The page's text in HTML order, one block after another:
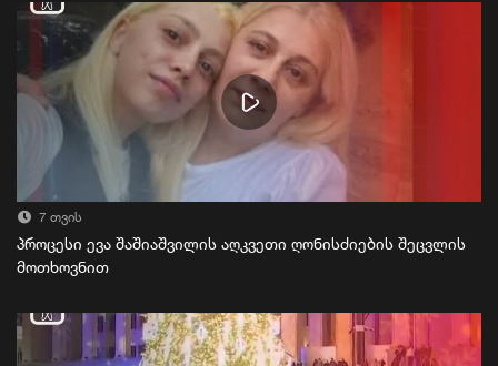
7 თვის
პროცესი ევა შაშიაშვილის აღკვეთი ღონისძიების შეცვლის
მოთხოვნით